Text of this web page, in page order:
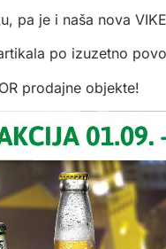
pa je i naša nova
po izuzetno
prodajne objekte!